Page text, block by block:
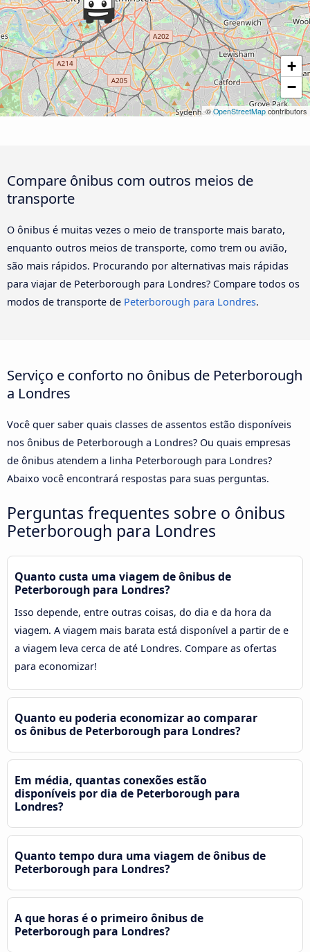
+
−
©OpenStreetMap contributors
Compare ônibus com outros meios de
transporte
O ônibus é muitas vezes o meio de transporte mais barato,
enquanto outros meios de transporte, como trem ou avião,
são mais rápidos. Procurando por alternativas mais rápidas
para viajar de Peterborough para Londres? Compare todos os
modos de transporte de Peterborough para Londres.
Serviço e conforto no ônibus de Peterborough
a Londres
Você quer saber quais classes de assentos estão disponíveis
nos ônibus de Peterborough a Londres? Ou quais empresas
de ônibus atendem a linha Peterborough para Londres?
Abaixo você encontrará respostas para suas perguntas.
Perguntas frequentes sobre o ônibus
Peterborough para Londres
Quanto custa uma viagem de ônibus de
Peterborough para Londres?
Isso depende, entre outras coisas, do dia e da hora da
viagem. A viagem mais barata está disponível a partir de e
a viagem leva cerca de até Londres. Compare as ofertas
para economizar!
Quanto eu poderia economizar ao comparar
os ônibus de Peterborough para Londres?
Em média, quantas conexões estão
disponíveis por dia de Peterborough para
Londres?
Quanto tempo dura uma viagem de ônibus de
Peterborough para Londres?
A que horas é o primeiro ônibus de
Peterborough para Londres?